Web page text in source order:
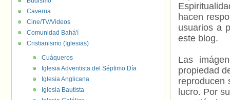
hacen
usuarios a
este blog.
Las
propiedad
reproducen
lucro. Por
Caverna
Cine/TV/Videos
Comunidad Bahá'í
Cristianismo (Iglesias)
Cuáqueros
Iglesia Adventista del Séptimo Día
Iglesia Anglicana
Iglesia Bautista